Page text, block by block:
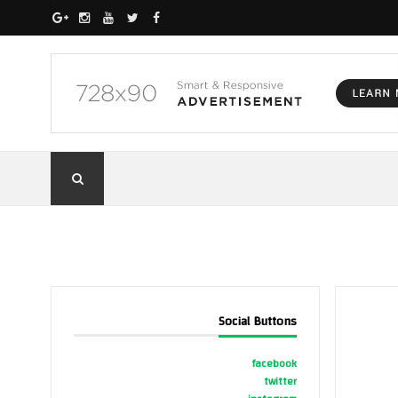
Social Buttons
facebook
twitter